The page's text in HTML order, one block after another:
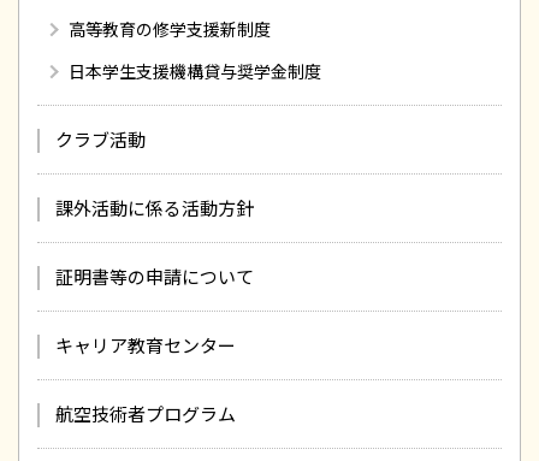
高等教育の修学支援新制度
日本学生支援機構貸与奨学金制度
クラブ活動
課外活動に係る活動方針
証明書等の申請について
キャリア教育センター
航空技術者プログラム